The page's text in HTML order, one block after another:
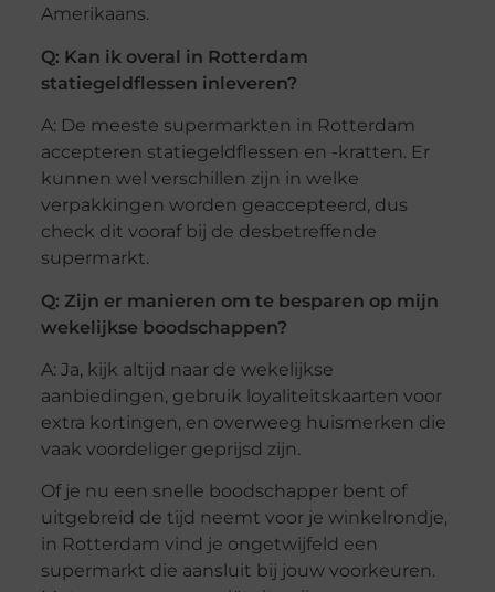
Amerikaans.
Q: Kan ik overal in Rotterdam
statiegeldflessen inleveren?
A: De meeste supermarkten in Rotterdam
accepteren statiegeldflessen en -kratten. Er
kunnen wel verschillen zijn in welke
verpakkingen worden geaccepteerd, dus
check dit vooraf bij de desbetreffende
supermarkt.
Q: Zijn er manieren om te besparen op mijn
wekelijkse boodschappen?
A: Ja, kijk altijd naar de wekelijkse
aanbiedingen, gebruik loyaliteitskaarten voor
extra kortingen, en overweeg huismerken die
vaak voordeliger geprijsd zijn.
Of je nu een snelle boodschapper bent of
uitgebreid de tijd neemt voor je winkelrondje,
in Rotterdam vind je ongetwijfeld een
supermarkt die aansluit bij jouw voorkeuren.